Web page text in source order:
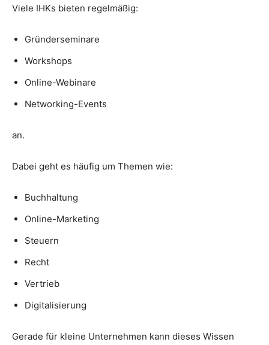
Viele IHKs bieten regelmäßig:
Gründerseminare
Workshops
Online-Webinare
Networking-Events
an.
Dabei geht es häufig um Themen wie:
Buchhaltung
Online-Marketing
Steuern
Recht
Vertrieb
Digitalisierung
Gerade für kleine Unternehmen kann dieses Wissen